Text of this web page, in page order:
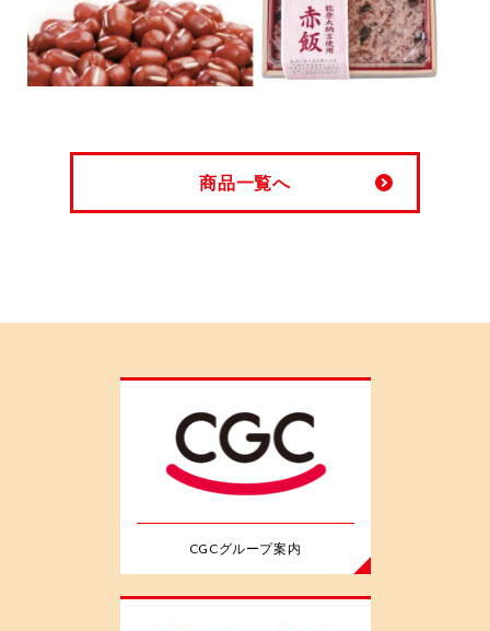
商品一覧へ
CGCグループ案内